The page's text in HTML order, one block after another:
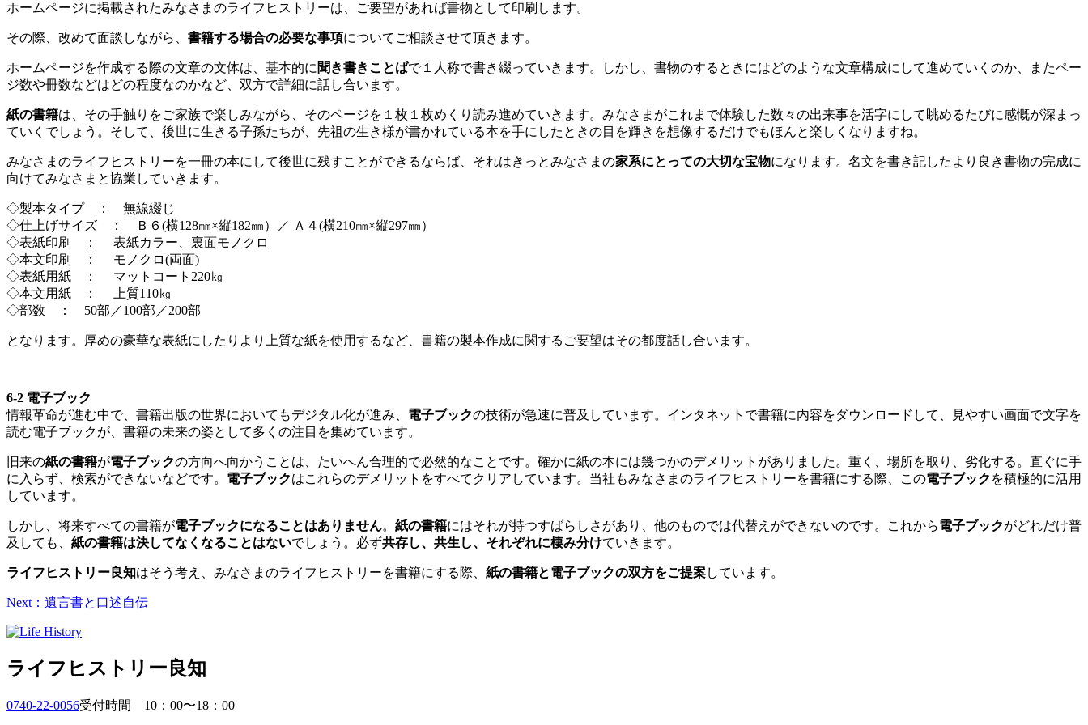
ホームページに掲載されたみなさまのライフヒストリーは、ご要望があれば書物として印刷します。
その際、改めて面談しながら、 書籍する場合の必要な事項についてご相談させて頂きます。
ホームページを作成する際の文章の文体は、基本的に 聞き書きことばで１人称で書き綴っていきます。しかし、書物のするときにはどのような文章構成にして進めていくのか、またペー
ジ数や冊数などはどの程度なのかなど、双方で詳細に話し合います。
紙の書籍は、その手触りをご家族で楽しみながら、そのページを１枚１枚めくり読み進めていきます。みなさまがこれまで体験した数々の出来事を活字にして眺めるたびに感慨が深まっ
ていくでしょう。そして、後世に生きる子孫たちが、先祖の生き様が書かれている本を手にしたときの目を輝きを想像するだけでもほんと楽しくなりますね。
みなさまのライフヒストリーを一冊の本にして後世に残すことができるならば、それはきっとみなさまの家系にとっての大切な宝物になります。名文を書き記したより良き書物の完成に
向けてみなさまと協業していきます。
◇製本タイプ ： 無線綴じ
◇仕上げサイズ ： Ｂ６(横128㎜×縦182㎜）／ Ａ４(横210㎜×縦297㎜）
◇表紙印刷 ： 表紙カラー、裏面モノクロ
◇本文印刷 ： モノクロ(両面)
◇表紙用紙 ： マットコート220㎏
◇本文用紙 ： 上質110㎏
◇部数 ： 50部／100部／200部
となります。厚めの豪華な表紙にしたりより上質な紙を使用するなど、書籍の製本作成に関するご要望はその都度話し合います。
6-2 電子ブック
情報革命が進む中で、書籍出版の世界においてもデジタル化が進み、 電子ブックの技術が急速に普及しています。インタネットで書籍に内容をダウンロードして、見やすい画面で文字を
読む電子ブックが、書籍の未来の姿として多くの注目を集めています。
旧来の紙の書籍が電子ブックの方向へ向かうことは、たいへん合理的で必然的なことです。確かに紙の本には幾つかのデメリットがありました。重く、場所を取り、劣化する。直ぐに手
に入らず、検索ができないなどです。 電子ブックはこれらのデメリットをすべてクリアしています。当社もみなさまのライフヒストリーを書籍にする際、この電子ブック を積極的に活用
しています。
しかし、将来すべての書籍が電子ブックになることはありません。 紙の書籍にはそれが持つすばらしさがあり、他のものでは代替えができないのです。これから電子ブックがどれだけ普
及しても、 紙の書籍は決してなくなることはないでしょう。必ず共存し、共生し、それぞれに棲み分けていきます。
ライフヒストリー良知はそう考え、みなさまのライフヒストリーを書籍にする際、 紙の書籍と電子ブックの双方をご提案しています。
Next：遺言書と口述自伝
ライフヒストリー良知
0740-22-0056受付時間 10：00〜18：00